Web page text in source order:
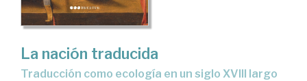
La nación traducida
Traducción como ecología en un siglo XVIII largo